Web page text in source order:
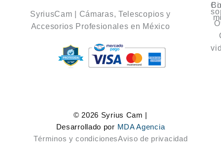
SyriusCam | Cámaras, Telescopios y
Accesorios Profesionales en México
© 2026 Syrius Cam |
Desarrollado por MDA Agencia
Términos y condicionesAviso de privacidad